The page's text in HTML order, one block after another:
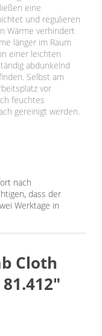
eine
und regulieren
Wärme verhindert
länger im Raum
einer leichten
abdunkelnd
Selbst am
vor
feuchtes
gereinigt werden.
nach
dass der
Werktage in
Cloth